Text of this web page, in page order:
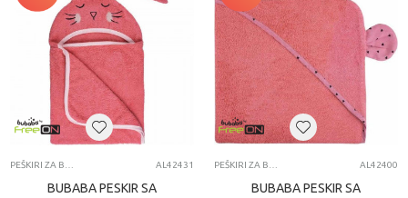
AL42431
BUBABA PESKIR SA
AL42400
BUBABA PESKIR SA